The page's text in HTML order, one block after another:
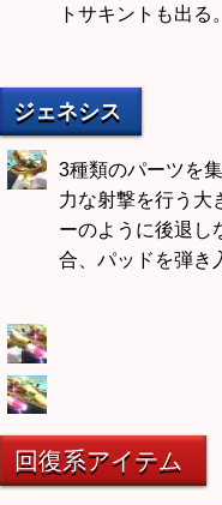
トサキントも出る。
ジェネシス
3種類のパーツを
力な射撃を行う大
ーのように後退し
合、パッドを弾き
回復系アイテム